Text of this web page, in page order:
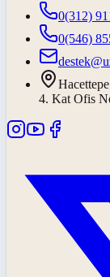
0(312)
0(546)
4. Kat Ofis